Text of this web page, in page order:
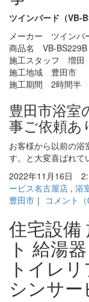
ツインバード（VB-
メーカー ツインバ
商品名 VB-BS229B
施工スタッフ 増田
施工地域 豊田市
施工期間 2時間半
豊田市浴室
事ご依頼あ
お客様から以前の浴
す。と大変喜ばれて
2022年11月16日
ービス名古屋店 , 浴
豊田市 ｜ コメント（
住宅設備
ト 給湯
トイレ
シンサ